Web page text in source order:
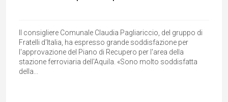
Il consigliere Comunale Claudia Pagliariccio, del gruppo di
Fratelli d'Italia, ha espresso grande soddisfazione per
l'approvazione del Piano di Recupero per l'area della
stazione ferroviaria dell'Aquila. «Sono molto soddisfatta
della...